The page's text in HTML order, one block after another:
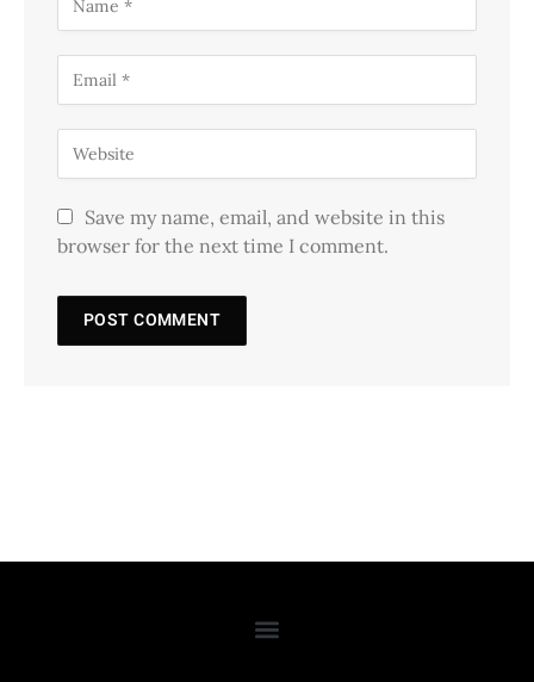
Save my name, email, and website in this
browser for the next time I comment.